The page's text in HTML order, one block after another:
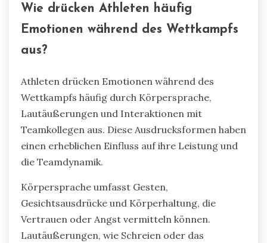
Wie drücken Athleten häufig
Emotionen während des Wettkampfs
aus?
Athleten drücken Emotionen während des
Wettkampfs häufig durch Körpersprache,
Lautäußerungen und Interaktionen mit
Teamkollegen aus. Diese Ausdrucksformen haben
einen erheblichen Einfluss auf ihre Leistung und
die Teamdynamik.
Körpersprache umfasst Gesten,
Gesichtsausdrücke und Körperhaltung, die
Vertrauen oder Angst vermitteln können.
Lautäußerungen, wie Schreien oder das